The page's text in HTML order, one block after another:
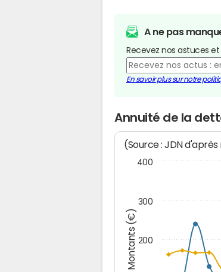
A ne pas
Recevez nos astuces
En savoir plus sur notre
Annuité de la
Montants (€)
(Source : JDN
200
300
400